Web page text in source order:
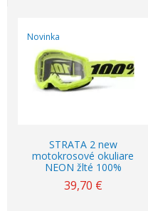
Novinka
STRATA 2 new
motokrosové okuliare
NEON žlté 100%
39,70 €